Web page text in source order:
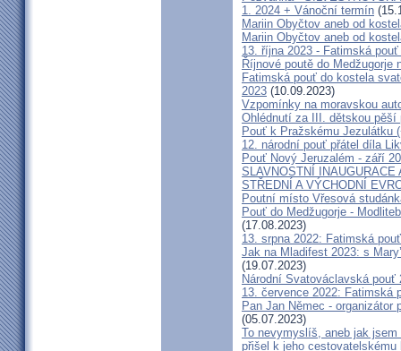
1. 2024 + Vánoční termín
Mariin Obyčtov aneb od
Mariin Obyčtov aneb od
13. října 2023 - Fatimská
Říjnové poutě do Medžugorje
Fatimská pouť do kostela
2023 (10.09.2023)
Vzpomínky na moravskou
Ohlédnutí za III. dětskou pěší
Pouť k Pražskému Jezulátku
12. národní pouť přátel díla
Pouť Nový Jeruzalém - září
SLAVNOSTNÍ
STŘEDNÍ A VÝCHODNÍ
Poutní místo Vřesová
Pouť do Medžugorje -
(17.08.2023)
13. srpna 2022: Fatimská
Jak na Mladifest 2023: s
(19.07.2023)
Národní Svatováclavská pouť
13. července 2022: Fatimská
Pan Jan Němec -
(05.07.2023)
To nevymyslíš, aneb jak
přišel k jeho cestovatelskému